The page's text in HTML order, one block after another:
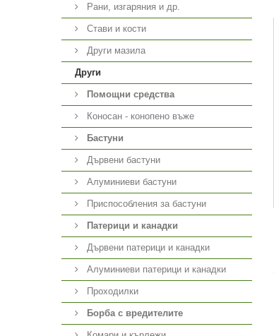
Рани, изгаряния и др.
Стави и кости
Други мазила
Други
Помощни средства
Коносан - конопено въже
Бастуни
Дървени бастуни
Алуминиеви бастуни
Приспособления за бастуни
Патерици и канадки
Дървени патерици и канадки
Алуминиеви патерици и канадки
Проходилки
Борба с вредителите